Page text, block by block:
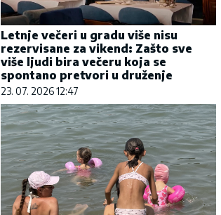
Letnje večeri u gradu više nisu
rezervisane za vikend: Zašto sve
više ljudi bira večeru koja se
spontano pretvori u druženje
23. 07. 2026 12:47